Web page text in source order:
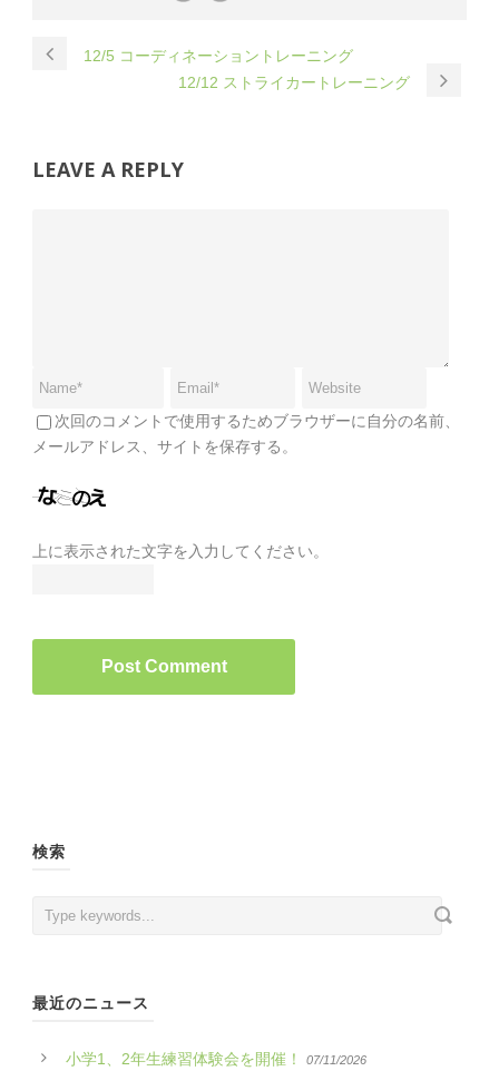
12/5 コーディネーショントレーニング
12/12 ストライカートレーニング
LEAVE A REPLY
次回のコメントで使用するためブラウザーに自分の名前、
メールアドレス、サイトを保存する。
上に表示された文字を入力してください。
検索
最近のニュース
小学1、2年生練習体験会を開催！ 07/11/2026